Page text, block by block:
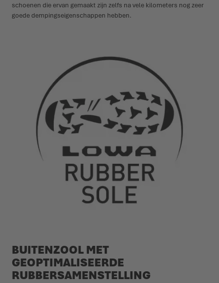
schoenen die ervan gemaakt zijn zelfs na vele kilometers nog zeer
goede dempingseigenschappen hebben.
BUITENZOOL MET
GEOPTIMALISEERDE
RUBBERSAMENSTELLING